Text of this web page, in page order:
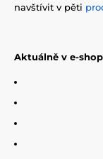
navštívit v pěti
Aktuálně v e-